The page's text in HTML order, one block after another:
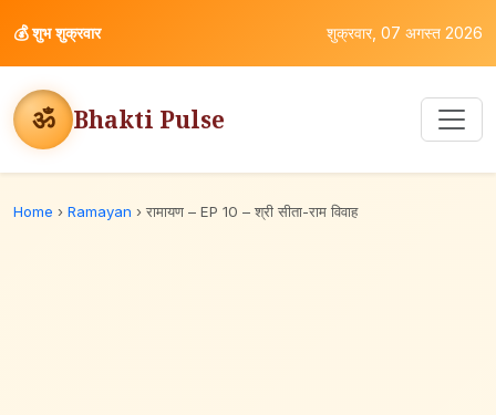
💰शुभ शुक्रवार शुक्रवार, 07 अगस्त 2026
ॐ Bhakti Pulse
Home › Ramayan › रामायण – EP 10 – श्री सीता-राम विवाह